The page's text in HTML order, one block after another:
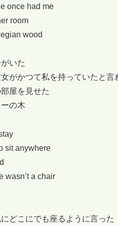
once had me
room
wood
いた
がかつて私を持っていたと言
屋を見せた
の木
sit anywhere
wasn’t a chair
どこにでも座るように言った